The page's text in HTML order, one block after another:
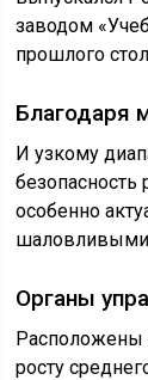
заводом
прошлого
Благодаря
И узкому
безопасность
особенно
шаловливыми
Органы
Расположены
росту